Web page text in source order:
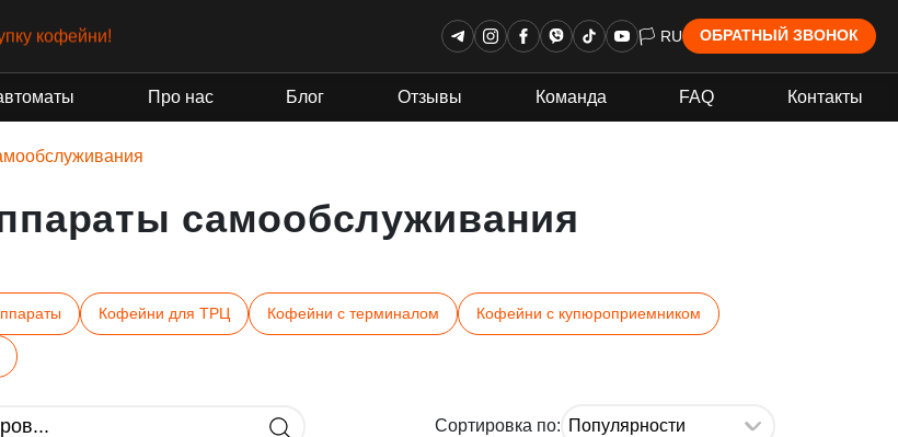
кофейни! 🏳 RU ОБРАТНЫЙ ЗВОНОК
Про нас Блог Отзывы Команда FAQ Контакты
самообслуживания
Кофейни для ТРЦ Кофейни с терминалом Кофейни с купюроприемником
Сортировка по: